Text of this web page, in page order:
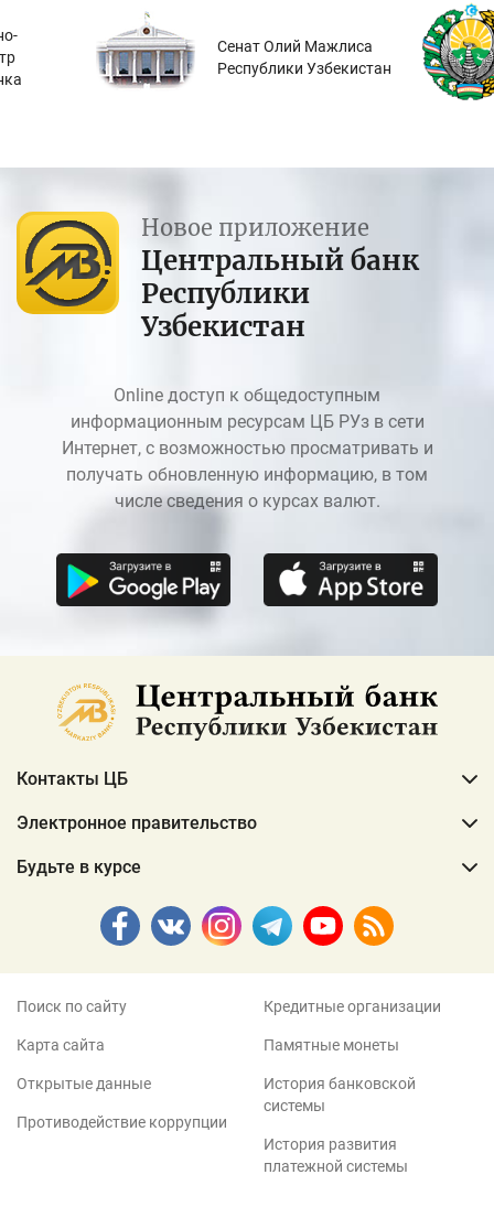
Сенат Олий Мажлиса
Республики Узбекистан
Новое приложение
Центральный банк
Республики
Узбекистан
Online доступ к общедоступным
информационным ресурсам ЦБ РУз в сети
Интернет, с возможностью просматривать и
получать обновленную информацию, в том
числе сведения о курсах валют.
Контакты ЦБ
Электронное правительство
Будьте в курсе
Поиск по сайту
Карта сайта
Открытые данные
Противодействие коррупции
Кредитные организации
Памятные монеты
История банковской
системы
История развития
платежной системы